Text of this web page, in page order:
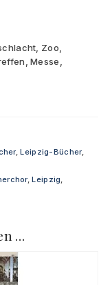
Zoo,
Messe,
,Leipzig-Bücher,
,Leipzig,
…